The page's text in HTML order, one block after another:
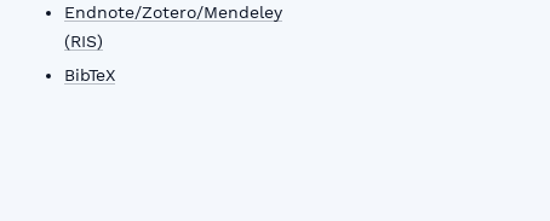
Endnote/Zotero/Mendeley
(RIS)
BibTeX